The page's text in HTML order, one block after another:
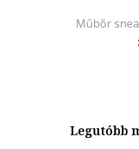
Legutóbb